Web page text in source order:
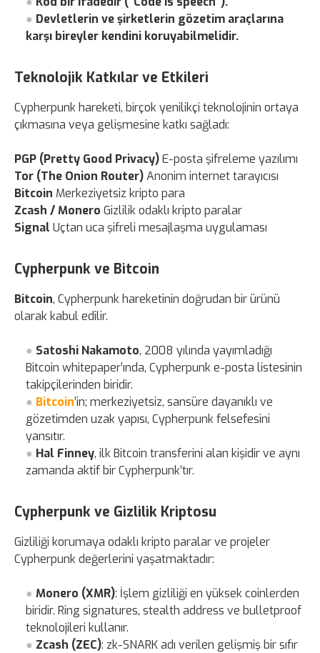
Devletlerin ve şirketlerin gözetim araçlarına
karşı bireyler kendini koruyabilmelidir.
Teknolojik Katkılar ve Etkileri
Cypherpunk hareketi, birçok yenilikçi teknolojinin ortaya
çıkmasına veya gelişmesine katkı sağladı:
PGP (Pretty Good Privacy)E-posta şifreleme yazılımı
Tor (The Onion Router)Anonim internet tarayıcısı
Bitcoin Merkeziyetsiz kripto para
Zcash / Monero Gizlilik odaklı kripto paralar
Signal Uçtan uca şifreli mesajlaşma uygulaması
Cypherpunk ve Bitcoin
Bitcoin, Cypherpunk hareketinin doğrudan bir ürünü
olarak kabul edilir.
Satoshi Nakamoto, 2008 yılında yayımladığı
Bitcoin whitepaper’ında, Cypherpunk e-posta listesinin
takipçilerinden biridir.
Bitcoin’in; merkeziyetsiz, sansüre dayanıklı ve
gözetimden uzak yapısı, Cypherpunk felsefesini
yansıtır.
Hal Finney, ilk Bitcoin transferini alan kişidir ve aynı
zamanda aktif bir Cypherpunk’tır.
Cypherpunk ve Gizlilik Kriptosu
Gizliliği korumaya odaklı kripto paralar ve projeler
Cypherpunk değerlerini yaşatmaktadır:
Monero (XMR): İşlem gizliliği en yüksek coinlerden
biridir. Ring signatures, stealth address ve bulletproof
teknolojileri kullanır.
Zcash (ZEC): zk-SNARK adı verilen gelişmiş bir sıfır